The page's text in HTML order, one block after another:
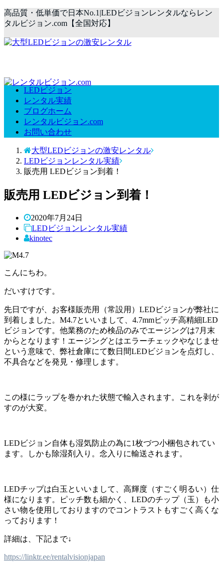
高品質・低単価で日本No.1|LEDビジョンレンタルならレン
タルビジョン.com【全国対応】
LEDビジョン
レンタル実績
ブログホーム
レンタルビジョン.com
お問い合わせ
大型LEDビジョンの激安レンタル
LEDビジョンレンタル実績
販売用 LEDビジョン到着！
販売用 LEDビジョン到着！
2020年7月24日
LEDビジョンレンタル実績
kinotec
こんにちわ。
だいすけです。
先日ですが、お客様販売用（常設用）LEDビジョンが弊社に
到着しました。M4.7といいまして、4.7mmピッチ高精細LED
ビジョンです。他業務のため検品のみでエージングは7月末
からとなります！エージングとはエラーチェックやなじませ
という意味で、弊社倉庫にて数日間LEDビジョンを点灯し、
不具合などを発見・修理します。
この様にラップを巻かれた状態で輸入されます。これを剥が
すのが大変。
LEDビジョン自体も湿気防止の為に1枚づつ小梱包されてい
ます。しかも除湿剤入り。念入りに輸送されます。
LEDチップは白玉といいまして、高輝度（すごく明るい）仕
様になります。ピッチ数も細かく、LEDのチップ（玉）も小
さい物を使用しておりますのでコントラストもすごく高くな
っております！
詳細は、下記まで↓
https://linktr.ee/rentalvisionjapan